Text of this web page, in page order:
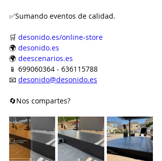
✅Sumando eventos de calidad.
🛒 desonido.es/online-store
🌍 desonido.es
🌍 deescenarios.es
📱 699060364 - 636115788
📧 desonido@desonido.es
🔄Nos compartes?